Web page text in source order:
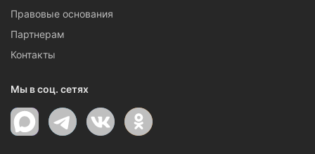
Правовые основания
Партнерам
Контакты
Мы в соц. сетях